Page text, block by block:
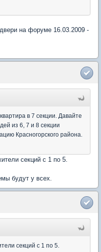
на форуме 16.03.2009 -
в 7 секции. Давайте
из 6, 7 и 8 секции
Красногорского района.
секций с 1 по 5.
будут у всех.
секций с 1 по 5.